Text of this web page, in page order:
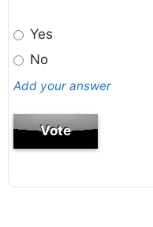
Yes
No
Add your answer